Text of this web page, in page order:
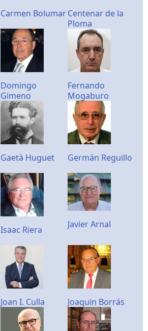
Carmen BolumarCentenar de la
Ploma
Domingo
Gimeno
Fernando
Mogaburo
Gaetà Huguet Germán Reguillo
Isaac Riera Javier Arnal
Joan I. Culla Joaquin Borrás